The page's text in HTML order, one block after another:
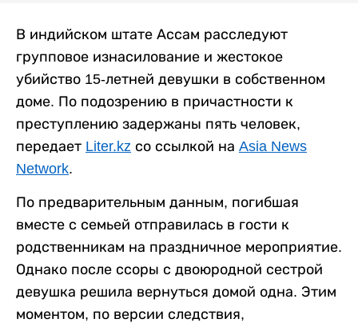
В индийском штате Ассам расследуют
групповое изнасилование и жестокое
убийство 15-летней девушки в собственном
доме. По подозрению в причастности к
преступлению задержаны пять человек,
передает Liter.kz со ссылкой на Asia News
Network.
По предварительным данным, погибшая
вместе с семьей отправилась в гости к
родственникам на праздничное мероприятие.
Однако после ссоры с двоюродной сестрой
девушка решила вернуться домой одна. Этим
моментом, по версии следствия,